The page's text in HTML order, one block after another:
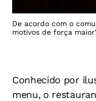
De acordo com o
motivos de força
Conhecido por
menu, o